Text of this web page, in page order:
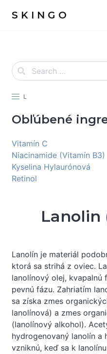
S K I N G O
L
Obľúbené
Vitamín C
Niacinamide (Vitamín B3)
Kyselina Hylaurónová
Retinol
Lanolin
Lanolín je materiál
ktorá sa strihá z oviec.
lanolínový olej, kvapalnú
pevnú fázu. Zahriatím
sa získa zmes
lanolínová) a zmes
(lanolínový alkohol).
hydrogenovaný lanolín a
vzniknú, keď sa k